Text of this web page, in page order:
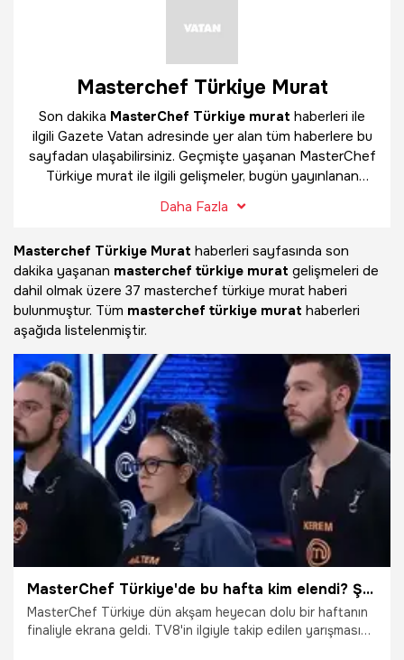
Masterchef Türkiye Murat
Son dakika MasterChef Türkiye murat haberleri ile
ilgili Gazete Vatan adresinde yer alan tüm haberlere bu
sayfadan ulaşabilirsiniz. Geçmişte yaşanan MasterChef
Türkiye murat ile ilgili gelişmeler, bugün yayınlanan
haber sayfamızda bulabilirsiniz.
Daha Fazla
Masterchef Türkiye Murat haberleri sayfasında son
dakika yaşanan masterchef türkiye murat gelişmeleri de
dahil olmak üzere 37 masterchef türkiye murat haberi
bulunmuştur. Tüm masterchef türkiye murat haberleri
aşağıda listelenmiştir.
MasterChef Türkiye'de bu hafta kim elendi? Şoke eden diskalifiye!
MasterChef Türkiye dün akşam heyecan dolu bir haftanın
finaliyle ekrana geldi. TV8'in ilgiyle takip edilen yarışması